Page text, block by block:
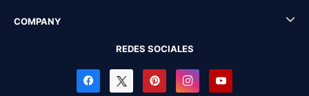
COMPANY
REDES SOCIALES